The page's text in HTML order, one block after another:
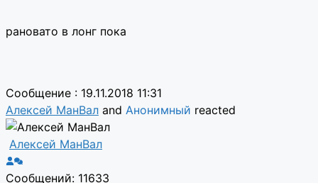
рановато в лонг пока
Сообщение : 19.11.2018 11:31
Алексей МанВал and Анонимный reacted
Алексей МанВал
Сообщений: 11633